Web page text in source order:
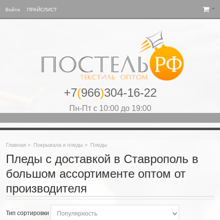
Войти ПРАЙСЛИСТ
+7(966)304-16-22
Пн-Пт с 10:00 до 19:00
Главная > Покрывала и пледы > Пледы
Пледы с доставкой в Ставрополь в
большом ассортименте оптом от
производителя
Тип сортировки